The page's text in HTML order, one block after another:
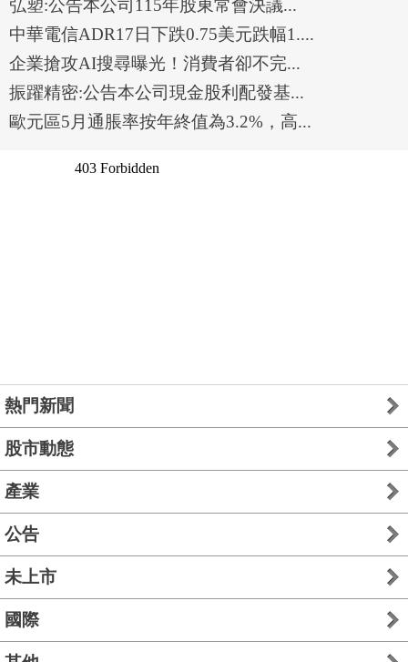
弘塑:公告本公司115年股東常會決議...
中華電信ADR17日下跌0.75美元跌幅1....
企業搶攻AI搜尋曝光！消費者卻不完...
振躍精密:公告本公司現金股利配發基...
歐元區5月通脹率按年終值為3.2%，高...
熱門新聞
股市動態
產業
公告
未上市
國際